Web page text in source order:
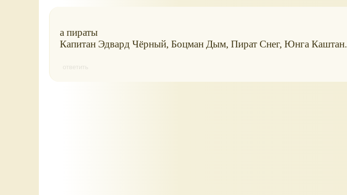
а пираты
Капитан Эдвард Чёрный, Боцман Дым, Пират Снег, Юнга Каштан.
ответить